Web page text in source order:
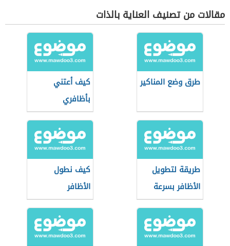
مقالات من تصنيف العناية بالذات
طرق وضع المناكير
كيف أعتني
بأظافري
طريقة لتطويل
الأظافر بسرعة
كيف نطول
الأظافر